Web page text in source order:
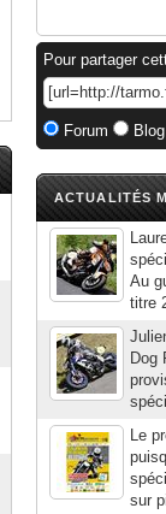
Pour partager
Forum
ACTUALITÉS
Au
titre
Dog
Le
sur